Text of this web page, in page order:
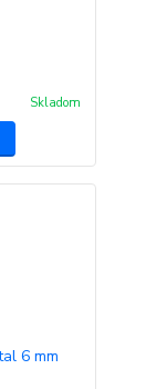
Skladom